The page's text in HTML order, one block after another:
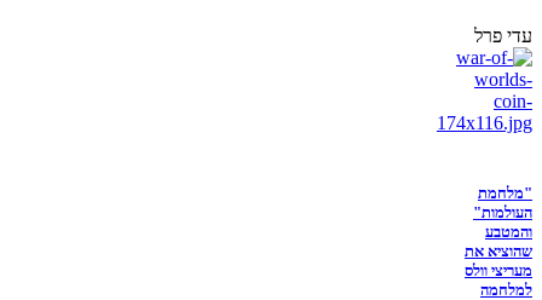
עדי פרל
"מלחמת
העולמות"
והמטבע
שהוציא את
מעריצי וולס
למלחמה